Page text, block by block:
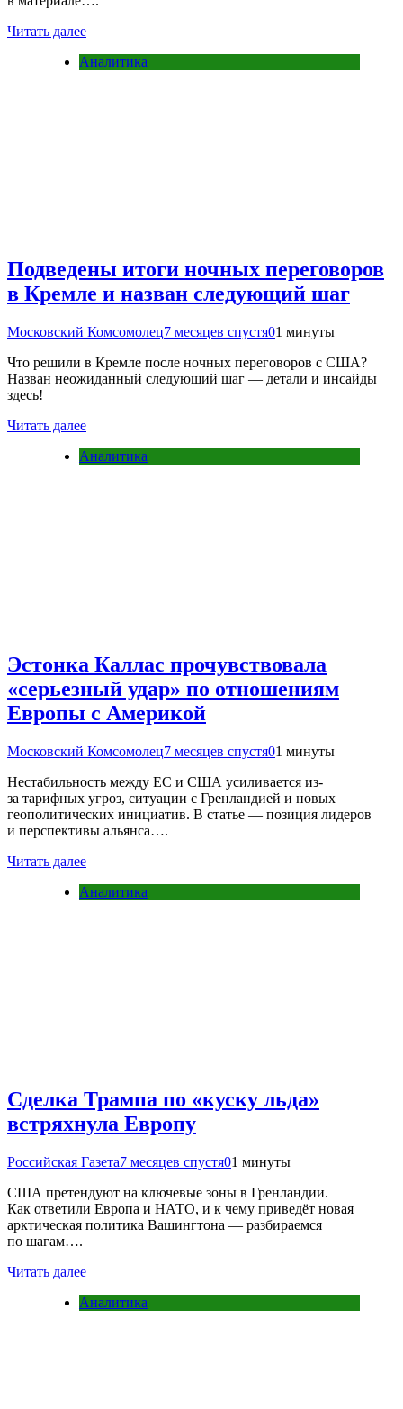
Читать далее
Аналитика
Подведены итоги ночных переговоров
в Кремле и назван следующий шаг
Московский Комсомолец7 месяцев спустя01 минуты
Что решили в Кремле после ночных переговоров с США?
Назван неожиданный следующий шаг — детали и инсайды
здесь!
Читать далее
Аналитика
Эстонка Каллас прочувствовала
«серьезный удар» по отношениям
Европы с Америкой
Московский Комсомолец7 месяцев спустя01 минуты
Нестабильность между ЕС и США усиливается из-
за тарифных угроз, ситуации с Гренландией и новых
геополитических инициатив. В статье — позиция лидеров
и перспективы альянса….
Читать далее
Аналитика
Сделка Трампа по «куску льда»
встряхнула Европу
Российская Газета7 месяцев спустя01 минуты
США претендуют на ключевые зоны в Гренландии.
Как ответили Европа и НАТО, и к чему приведёт новая
арктическая политика Вашингтона — разбираемся
по шагам….
Читать далее
Аналитика